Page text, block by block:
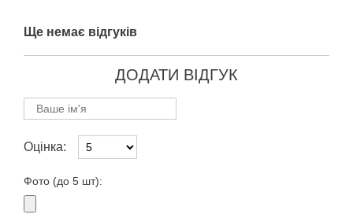
Ще немає відгуків
ДОДАТИ ВІДГУК
Оцінка:
Фото (до 5 шт):